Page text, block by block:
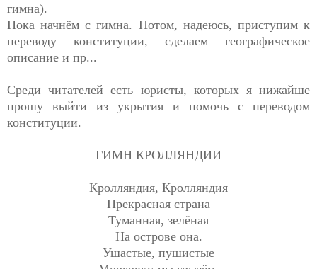
гимна).
Пока начнём с гимна. Потом, надеюсь, приступим к
переводу конституции, сделаем географическое
описание и пр...
Среди читателей есть юристы, которых я нижайше
прошу выйти из укрытия и помочь с переводом
конституции.
ГИМН КРОЛЛЯНДИИ
Кролляндия, Кролляндия
Прекрасная страна
Туманная, зелёная
На острове она.
Ушастые, пушистые